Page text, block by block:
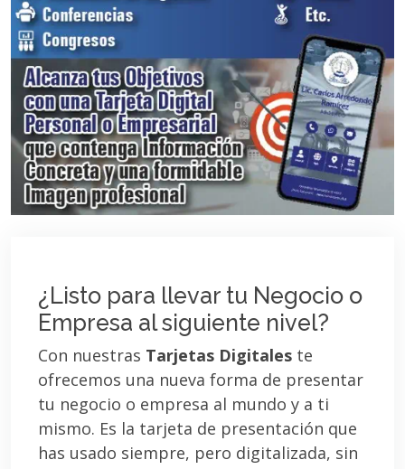
¿Listo para llevar tu Negocio o
Empresa al siguiente nivel?
Con nuestras Tarjetas Digitales te
ofrecemos una nueva forma de presentar
tu negocio o empresa al mundo y a ti
mismo. Es la tarjeta de presentación que
has usado siempre, pero digitalizada, sin